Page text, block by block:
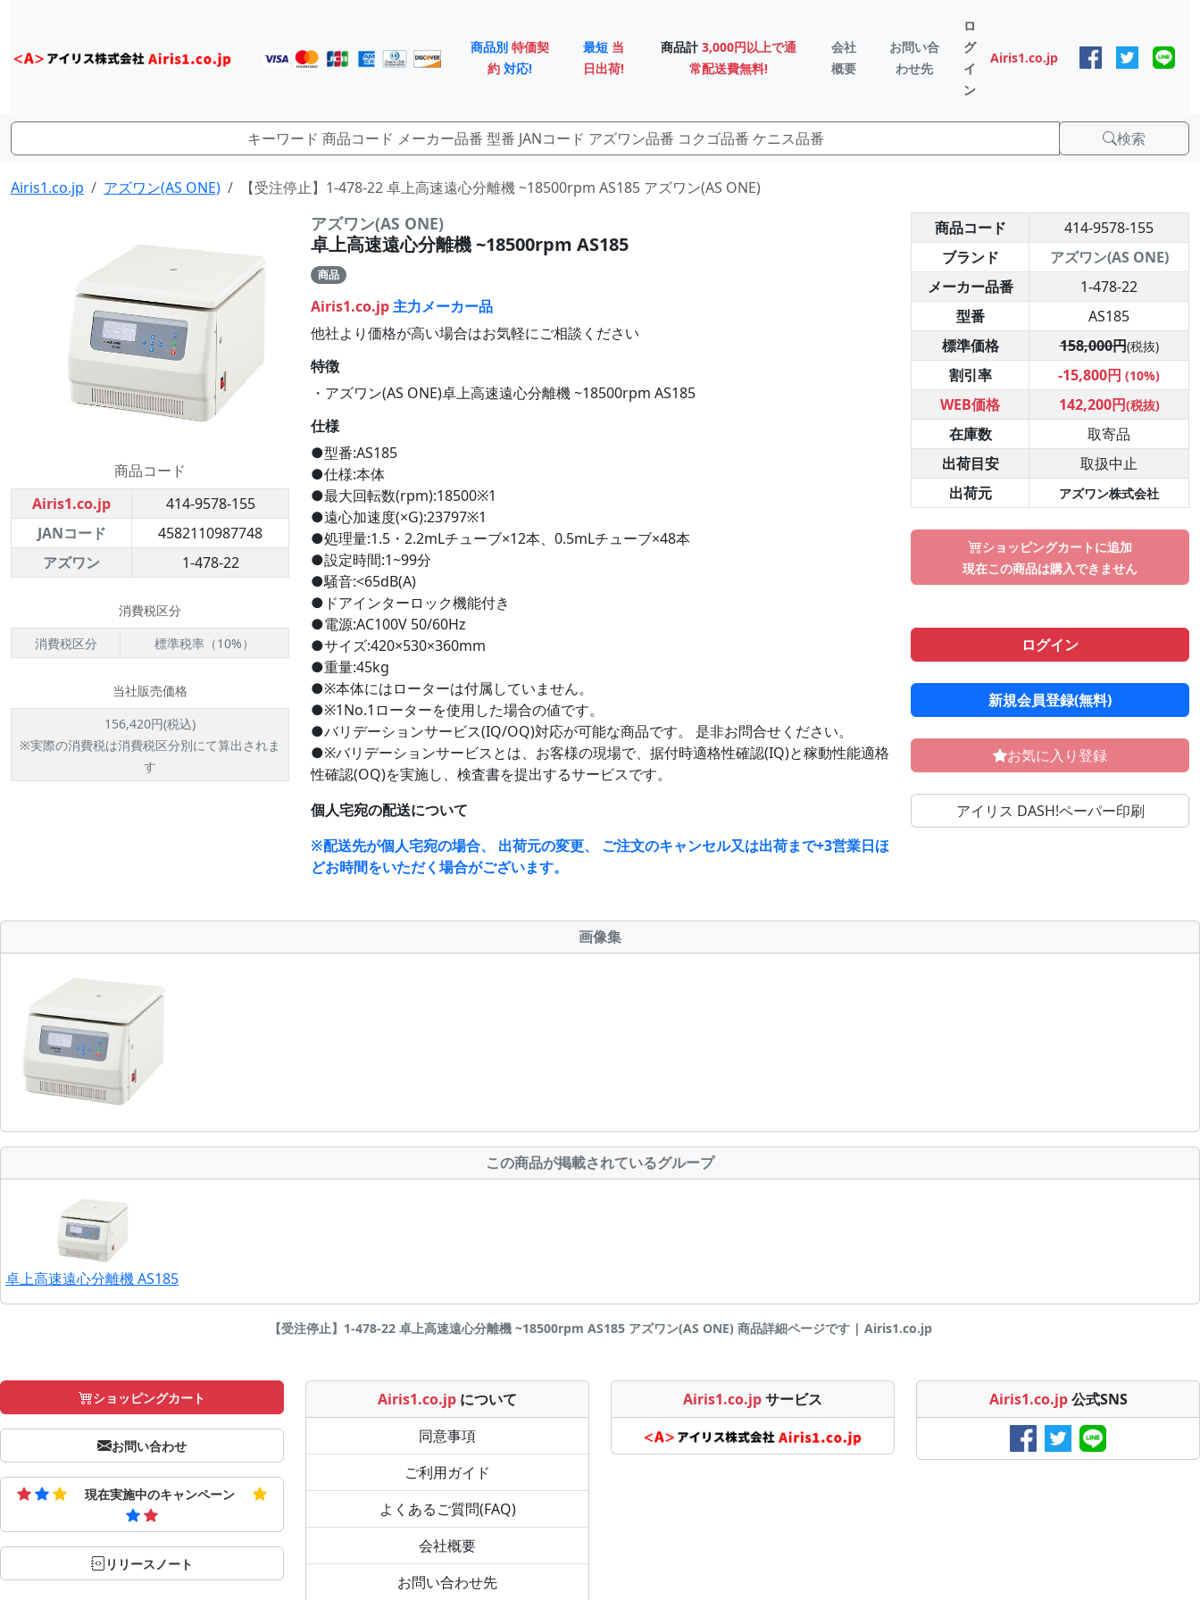
商品別 特価契
約 対応!
最短 当
日出荷!
商品計 3,000円以上で通
常配送費無料!
会社
概要
お問い合
わせ先
ロ
グ
イ
ン
Airis1.co.jp
検索
Airis1.co.jp アズワン(AS ONE) 【受注停止】1-478-22 卓上高速遠心分離機 ~18500rpm AS185 アズワン(AS ONE)
商品コード
Airis1.co.jp
414-9578-155
JANコード
4582110987748
アズワン
1-478-22
消費税区分
消費税区分
標準税率（10%）
当社販売価格
156,420円(税込)
※実際の消費税は消費税区分別にて算出されま
す
アズワン(AS ONE)
卓上高速遠心分離機 ~18500rpm AS185
商品
Airis1.co.jp主力メーカー品
他社より価格が高い場合はお気軽にご相談ください
特徴
・アズワン(AS ONE)卓上高速遠心分離機 ~18500rpm AS185
仕様
●型番:AS185
●仕様:本体
●最大回転数(rpm):18500※1
●遠心加速度(×G):23797※1
●処理量:1.5・2.2mLチューブ×12本、0.5mLチューブ×48本
●設定時間:1~99分
●騒音:<65dB(A)
●ドアインターロック機能付き
●電源:AC100V 50/60Hz
●サイズ:420×530×360mm
●重量:45kg
●※本体にはローターは付属していません。
●※1No.1ローターを使用した場合の値です。
●バリデーションサービス(IQ/OQ)対応が可能な商品です。 是非お問合せください。
●※バリデーションサービスとは、お客様の現場で、据付時適格性確認(IQ)と稼動性能適格
性確認(OQ)を実施し、検査書を提出するサービスです。
個人宅宛の配送について
※配送先が個人宅宛の場合、 出荷元の変更、 ご注文のキャンセル又は出荷まで+3営業日ほ
どお時間をいただく場合がございます。
商品コード
414-9578-155
ブランド
アズワン(AS ONE)
メーカー品番
1-478-22
型番
AS185
標準価格
158,000円(税抜)
割引率 -15,800円 (10%)
WEB価格 142,200円(税抜)
在庫数
取寄品
出荷目安
取扱中止
出荷元
アズワン株式会社
ショッピングカートに追加
現在この商品は購入できません
ログイン
新規会員登録(無料)
お気に入り登録
アイリス DASH!ペーパー印刷
画像集
この商品が掲載されているグループ
卓上高速遠心分離機 AS185
【受注停止】1-478-22 卓上高速遠心分離機 ~18500rpm AS185 アズワン(AS ONE) 商品詳細ページです | Airis1.co.jp
ショッピングカート
お問い合わせ
現在実施中のキャンペーン
リリースノート
Airis1.co.jp について
同意事項
ご利用ガイド
よくあるご質問(FAQ)
会社概要
お問い合わせ先
Airis1.co.jpサービス Airis1.co.jp 公式SNS